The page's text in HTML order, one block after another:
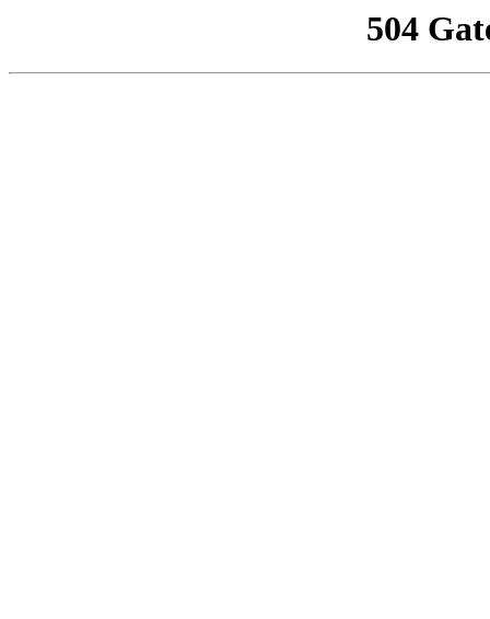
504